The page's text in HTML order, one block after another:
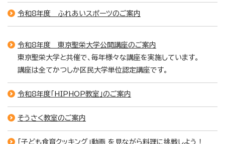
令和8年度 ふれあいスポーツのご案内
令和8年度 東京聖栄大学公開講座のご案内
東京聖栄大学と共催で、毎年様々な講座を実施しています。
講座は全てかつしか区民大学単位認定講座です。
令和8年度「HIPHOP教室」のご案内
そうさく教室のご案内
「子ども食育クッキング」動画 を見ながら料理に挑戦しよう！